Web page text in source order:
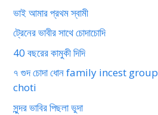
ভাই আমার প্রথম স্বামী
ট্রেনের ভাবীর সাথে চোদাচোদি
40 বছরের কামুকী দিদি
৭ গুদ চোদা ধোন family incest group
choti
সুন্দর ভাবির পিছলা ভুদা